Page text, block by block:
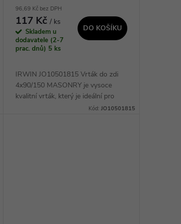
96,69 Kč bez DPH
117 Kč / ks
Skladem u
dodavatele (2-7
prac. dnů) 5 ks
DO KOŠÍKU
IRWIN JO10501815 Vrták do zdi
4x90/150 MASONRY je vysoce
kvalitní vrták, který je ideální pro
příklepové vrtání lehkých stavebních
Kód: JO10501815